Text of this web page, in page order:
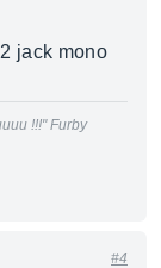
jack mono
!!!" Furby
#4